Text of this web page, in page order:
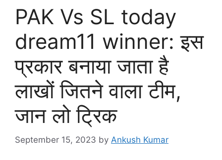
PAK Vs SL today
dream11 winner: इस
प्रकार बनाया जाता है
लाखों जितने वाला टीम,
जान लो ट्रिक
September 15, 2023 by Ankush Kumar